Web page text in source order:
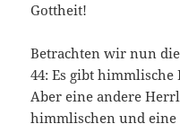
Gottheit!
Betrachten wir nun
44: Es gibt
Aber eine andere
himmlischen und